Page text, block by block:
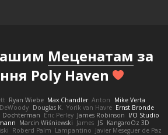
Меценатам за
Poly Haven
Ryan Wiebe Max Chandler Anton
Mike Verta
Douglas K. Yorik van Havre Ernst Bronde
Dochterman Eric Perley James Robinson I/O Studio
Marcin Wiśniewski James JS KangaroOz 3D
Roberd Palm Lampantino Javier Meseguer de Paz